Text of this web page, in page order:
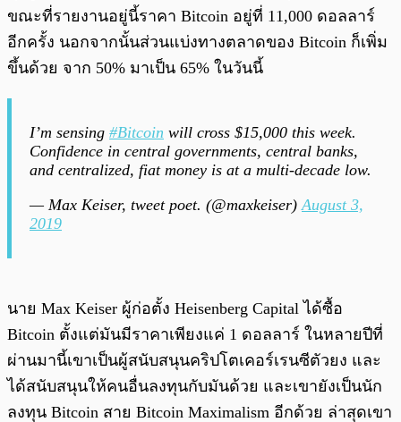
ขณะที่รายงานอยู่นี้ราคา Bitcoin อยู่ที่ 11,000 ดอลลาร์
อีกครั้ง นอกจากนั้นส่วนแบ่งทางตลาดของ Bitcoin ก็เพิ่ม
ขึ้นด้วย จาก 50% มาเป็น 65% ในวันนี้
I’m sensing #Bitcoin will cross $15,000 this week.
Confidence in central governments, central banks,
and centralized, fiat money is at a multi-decade low.
— Max Keiser, tweet poet. (@maxkeiser) August 3,
2019
นาย Max Keiser ผู้ก่อตั้ง Heisenberg Capital ได้ซื้อ
Bitcoin ตั้งแต่มันมีราคาเพียงแค่ 1 ดอลลาร์ ในหลายปีที่
ผ่านมานี้เขาเป็นผู้สนับสนุนคริปโตเคอร์เรนซีตัวยง และ
ได้สนับสนุนให้คนอื่นลงทุนกับมันด้วย และเขายังเป็นนัก
ลงทุน Bitcoin สาย Bitcoin Maximalism อีกด้วย ล่าสุดเขา